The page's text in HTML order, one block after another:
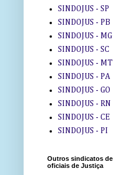
SINDOJUS - SP
SINDOJUS - PB
SINDOJUS - MG
SINDOJUS - SC
SINDOJUS - MT
SINDOJUS - PA
SINDOJUS - GO
SINDOJUS - RN
SINDOJUS - CE
SINDOJUS - PI
Outros sindicatos de
oficiais de Justiça